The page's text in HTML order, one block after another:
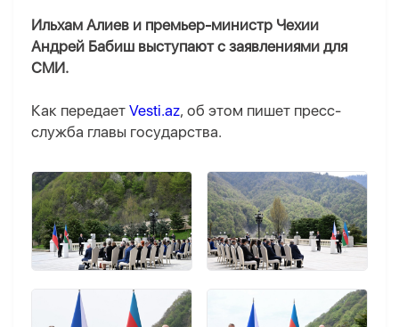
Ильхам Алиев и премьер-министр Чехии
Андрей Бабиш выступают с заявлениями для
СМИ.
Как передает Vesti.az, об этом пишет пресс-
служба главы государства.